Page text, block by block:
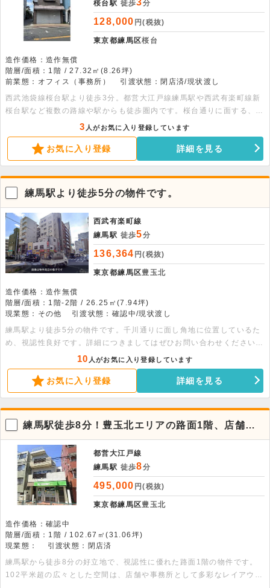
桜台駅 徒歩3分
128,000 円(税抜)
東京都練馬区桜台
造作価格：造作無償
階層/面積：1階 / 27.32㎡(8.26坪)
前業態：オフィス（事務所）
引渡状態：閉店済/現状渡し
西武池袋線桜台駅より徒歩3分。都営大江戸線練馬駅や西武有楽町線新
桜台駅など複数の路線や駅からも徒歩圏内です。桜台通りに面する、1
階路面の貸店舗です。角地にあり視認性良好です。
3 人がお気に入り登録しています
お気に入り登録 詳細を見る
練馬駅より徒歩5分の物件です。
西武有楽町線
練馬駅 徒歩5分
136,364 円(税抜)
東京都練馬区豊玉北
造作価格：造作無償
階層/面積：1階-2階 / 26.25㎡(7.94坪)
現業態：その他
引渡状態：確認中/現状渡し
練馬駅より徒歩5分の物件です。千川通りに面し角地に位置しているた
め、視認性良好です。詳細につきましてはぜひお問い合わせください。
※面積 1階：4.76平米 2階：21.49平米
10 人がお気に入り登録しています
お気に入り登録 詳細を見る
練馬駅徒歩8分！豊玉北エリアの路面1階、店舗・
事務所
都営大江戸線
練馬駅 徒歩8分
495,000 円(税抜)
東京都練馬区豊玉北
造作価格：確認中
階層/面積：1階 / 102.67㎡(31.06坪)
現業態：
引渡状態：閉店済
練馬駅から徒歩8分の好立地で、視認性に優れた路面1階の物件です。
102平米超の広々とした空間は、店舗や事務所として多彩なレイアウト